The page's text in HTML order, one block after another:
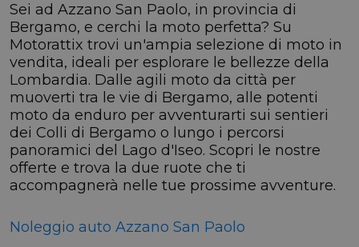
Sei ad Azzano San Paolo, in provincia di
Bergamo, e cerchi la moto perfetta? Su
Motorattix trovi un'ampia selezione di moto in
vendita, ideali per esplorare le bellezze della
Lombardia. Dalle agili moto da città per
muoverti tra le vie di Bergamo, alle potenti
moto da enduro per avventurarti sui sentieri
dei Colli di Bergamo o lungo i percorsi
panoramici del Lago d'Iseo. Scopri le nostre
offerte e trova la due ruote che ti
accompagnerà nelle tue prossime avventure.
Noleggio auto Azzano San Paolo